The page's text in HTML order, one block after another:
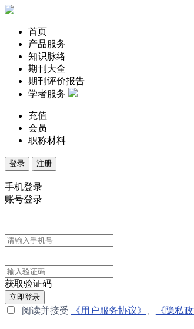
首页
产品服务
知识脉络
期刊大全
期刊评价报告
学者服务
充值
会员
职称材料
登录 注册
手机登录
账号登录
获取验证码
立即登录
阅读并接受 《用户服务协议》 《隐私政